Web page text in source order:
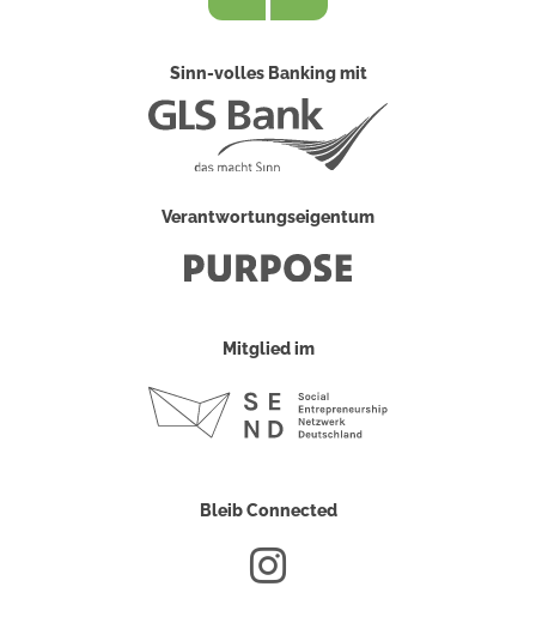
Sinn-volles Banking mit
Verantwortungseigentum
Mitglied im
Bleib Connected